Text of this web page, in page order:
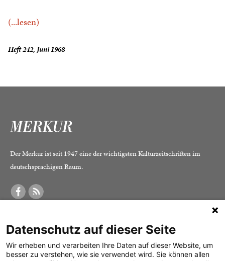
(...lesen)
Heft 242, Juni 1968
Der Merkur ist seit 1947 eine der wichtigsten Kulturzeitschriften im
deutschsprachigen Raum.
Was ist der Merkur?
Herausgeber /
Redaktion
Alle Abos im Überblick
Print-Abo
Impressum
Datenschutz
Datenschutz auf dieser Seite
Wir erheben und verarbeiten Ihre Daten auf dieser Website, um
besser zu verstehen, wie sie verwendet wird. Sie können allen